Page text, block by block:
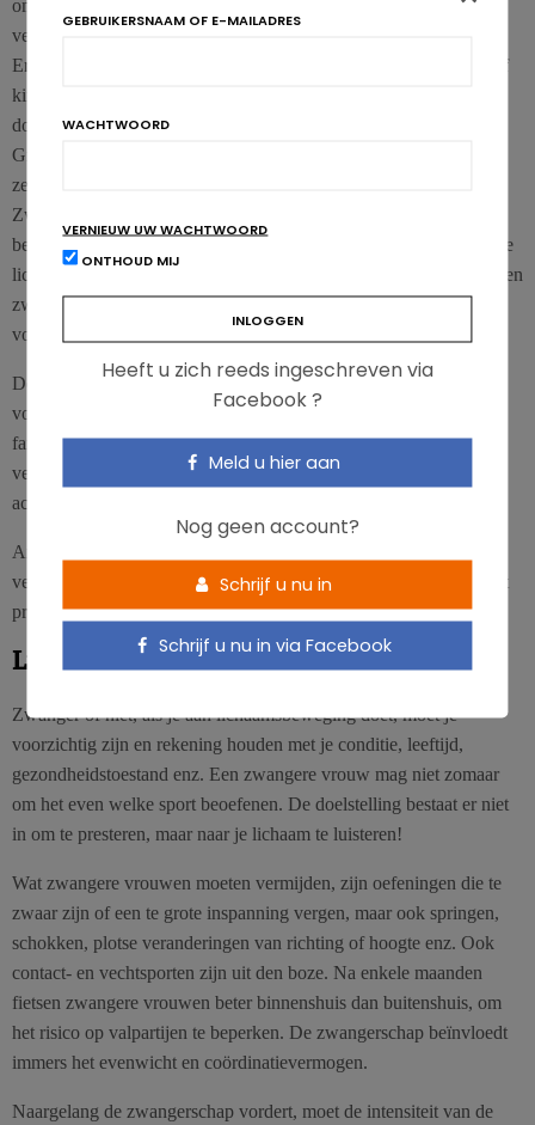
omvat. De lichaamsbeweging moet de lichaamstemperatuur
verhogen en de spieren versterken, zowel functioneel als globaal.
Er bestaan uiteraard specifieke prenatale gymnastiekoefeningen of
kinesitherapie, maar dansen blijkt globaal gezien evengoed
doeltreffend (zolang er niet al te veel gesprongen wordt).
Groepslessen aerobics, zoals zumba, zijn ook aan te raden, omdat
ze een zekere intensiteit vergen zonder dat je hoeft te springen.
Zwemmen is een ondersteunende sport, omdat het water het
bewegen vergemakkelijkt. Ook yoga is ideaal, omdat het volledige
lichaam gebruikt wordt zonder al te veel beweging. Welke sport een
zwangere vrouw echter ook kiest, het is altijd aangeraden om
vooraf een arts te raadplegen!
De aanbevolen sporten moeten haalbaar zijn. De vrouw moet er
voldoende tijd voor hebben en ze moeten passen binnen haar
familiale en beroepsleven, anders gaan de motivatie en regelmaat
verloren. Zwangere vrouwen moeten dus op zoek gaan naar
activiteiten die aan deze drie voorwaarden voldoen.
Artsen mogen bij het voorschrijven van lichaamsbeweging niks
verplichten. Wel moeten ze deze aanbevelingen aanpassen aan het
profiel van elke patiënte.
Luister naar je lichaam
Zwanger of niet, als je aan lichaamsbeweging doet, moet je
voorzichtig zijn en rekening houden met je conditie, leeftijd,
gezondheidstoestand enz. Een zwangere vrouw mag niet zomaar
om het even welke sport beoefenen. De doelstelling bestaat er niet
in om te presteren, maar naar je lichaam te luisteren!
Wat zwangere vrouwen moeten vermijden, zijn oefeningen die te
zwaar zijn of een te grote inspanning vergen, maar ook springen,
schokken, plotse veranderingen van richting of hoogte enz. Ook
contact- en vechtsporten zijn uit den boze. Na enkele maanden
fietsen zwangere vrouwen beter binnenshuis dan buitenshuis, om
het risico op valpartijen te beperken. De zwangerschap beïnvloedt
immers het evenwicht en coördinatievermogen.
Naargelang de zwangerschap vordert, moet de intensiteit van de
GEBRUIKERSNAAM OF E-MAILADRES
WACHTWOORD
VERNIEUW UW WACHTWOORD
ONTHOUD MIJ
Heeft u zich reeds ingeschreven via
Facebook ?
Meld u hier aan
Nog geen account?
Schrijf u nu in
Schrijf u nu in via Facebook